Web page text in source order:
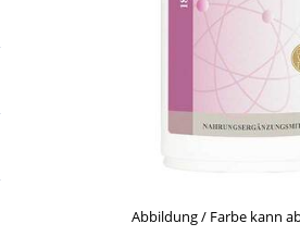
Täglich gut versorgt
Körperpflege & Kosmetik
NahrungsergänzungAbbildung / Farbe kann